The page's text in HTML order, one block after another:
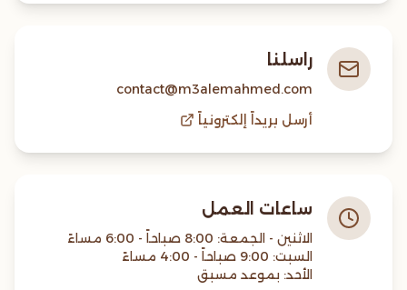
راسلنا
contact@m3alemahmed.com
أرسل بريداً إلكترونياً
ساعات العمل
الأحد: بموعد مسبق